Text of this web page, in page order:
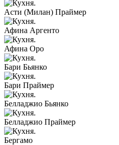
Асти (Милан) Праймер
Афина Аргенто
Афина Оро
Бари Бьянко
Бари Праймер
Белладжио Бьянко
Белладжио Праймер
Бергамо